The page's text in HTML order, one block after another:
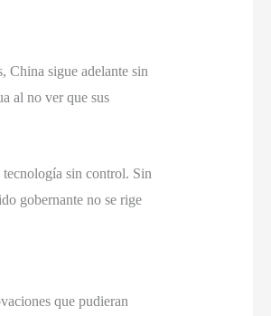
China sigue adelante sin
al no ver que sus
sin control. Sin
gobernante no se rige
que pudieran